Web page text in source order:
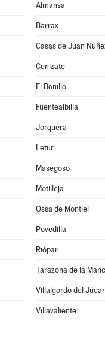
Almansa
Barrax
Casas de Juan
Cenizate
El Bonillo
Fuentealbilla
Jorquera
Letur
Masegoso
Motilleja
Ossa de Montiel
Povedilla
Riópar
Tarazona de la
Villalgordo del Júcar
Villavaliente